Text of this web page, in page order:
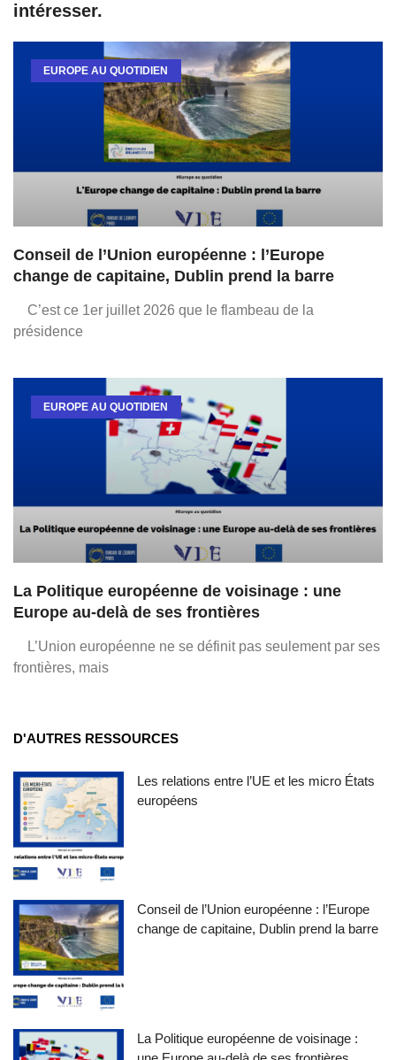
intéresser.
EUROPE AU QUOTIDIEN
Conseil de l’Union européenne : l’Europe
change de capitaine, Dublin prend la barre
C’est ce 1er juillet 2026 que le flambeau de la
présidence
EUROPE AU QUOTIDIEN
La Politique européenne de voisinage : une
Europe au-delà de ses frontières
L’Union européenne ne se définit pas seulement par ses
frontières, mais
D'AUTRES RESSOURCES
Les relations entre l’UE et les micro États
européens
Conseil de l’Union européenne : l’Europe
change de capitaine, Dublin prend la barre
La Politique européenne de voisinage :